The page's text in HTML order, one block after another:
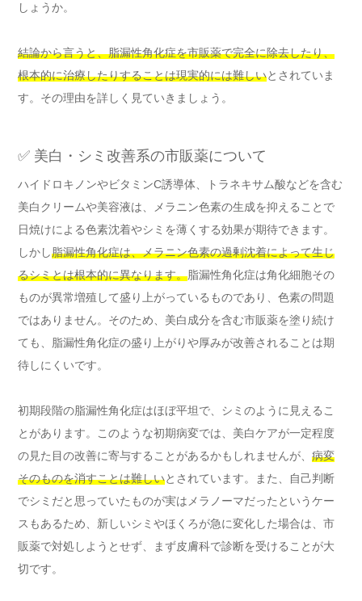
しょうか。
結論から言うと、脂漏性角化症を市販薬で完全に除去したり、
根本的に治療したりすることは現実的には難しいとされていま
す。その理由を詳しく見ていきましょう。
✅ 美白・シミ改善系の市販薬について
ハイドロキノンやビタミンC誘導体、トラネキサム酸などを含む
美白クリームや美容液は、メラニン色素の生成を抑えることで
日焼けによる色素沈着やシミを薄くする効果が期待できます。
しかし脂漏性角化症は、メラニン色素の過剰沈着によって生じ
るシミとは根本的に異なります。脂漏性角化症は角化細胞その
ものが異常増殖して盛り上がっているものであり、色素の問題
ではありません。そのため、美白成分を含む市販薬を塗り続け
ても、脂漏性角化症の盛り上がりや厚みが改善されることは期
待しにくいです。
初期段階の脂漏性角化症はほぼ平坦で、シミのように見えるこ
とがあります。このような初期病変では、美白ケアが一定程度
の見た目の改善に寄与することがあるかもしれませんが、 病変
そのものを消すことは難しいとされています。また、自己判断
でシミだと思っていたものが実はメラノーマだったというケー
スもあるため、新しいシミやほくろが急に変化した場合は、市
販薬で対処しようとせず、まず皮膚科で診断を受けることが大
切です。